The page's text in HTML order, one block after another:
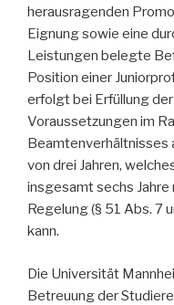
herausragenden
Eignung sowie eine
Leistungen belegte
Position einer
erfolgt bei Erfüllung
Voraussetzungen im
Beamtenverhältnisses
von drei Jahren,
insgesamt sechs
Regelung (§ 51 Abs. 7
kann.
Die Universität
Betreuung der